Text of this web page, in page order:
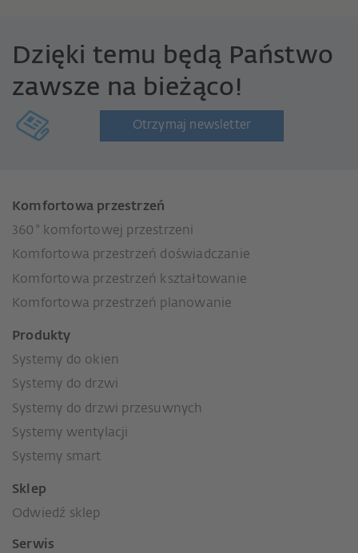
Dzięki temu będą Państwo
zawsze na bieżąco!
Otrzymaj newsletter
Komfortowa przestrzeń
360° komfortowej przestrzeni
Komfortowa przestrzeń doświadczanie
Komfortowa przestrzeń kształtowanie
Komfortowa przestrzeń planowanie
Produkty
Systemy do okien
Systemy do drzwi
Systemy do drzwi przesuwnych
Systemy wentylacji
Systemy smart
Sklep
Odwiedź sklep
Serwis